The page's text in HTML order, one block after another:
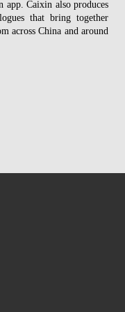
app. Caixin also produces
that bring together
across China and around